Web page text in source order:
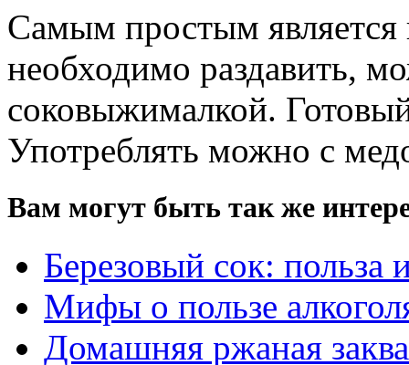
Самым простым является
необходимо раздавить,
соковыжималкой.
Употреблять можно с
Вам могут быть так же
Березовый сок: польза
Мифы о пользе
Домашняя ржаная